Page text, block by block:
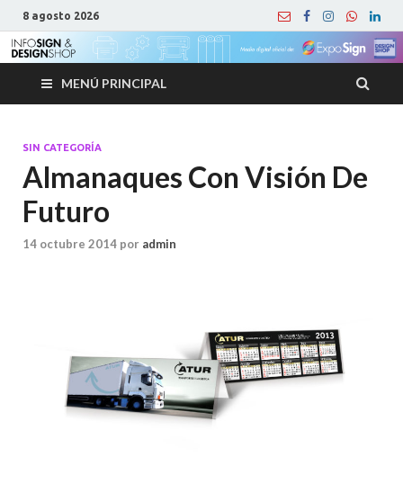
8 agosto 2026
MENÚ PRINCIPAL
SIN CATEGORÍA
Almanaques Con Visión De
Futuro
14 octubre 2014 por admin